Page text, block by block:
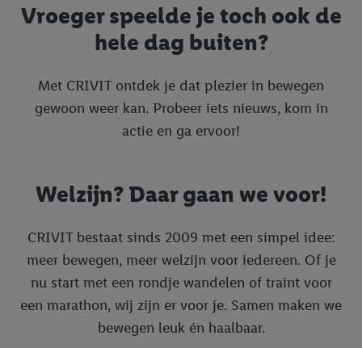
Vroeger speelde je toch ook de
hele dag buiten?
Met CRIVIT ontdek je dat plezier in bewegen
gewoon weer kan. Probeer iets nieuws, kom in
actie en ga ervoor!
Welzijn? Daar gaan we voor!
CRIVIT bestaat sinds 2009 met een simpel idee:
meer bewegen, meer welzijn voor iedereen. Of je
nu start met een rondje wandelen of traint voor
een marathon, wij zijn er voor je. Samen maken we
bewegen leuk én haalbaar.